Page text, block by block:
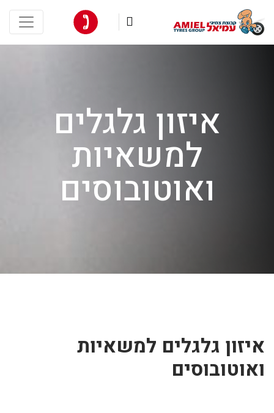
×
איזון גלגלים
למשאיות
ואוטובוסים
איזון גלגלים למשאיות
ואוטובוסים